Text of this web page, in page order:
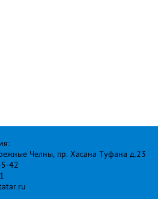
Челны, пр. Хасана Туфана д.23
42